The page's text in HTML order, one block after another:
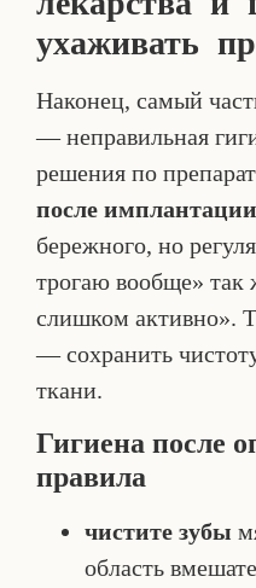
ухаживать
Наконец, самый
— неправильная
решения по
после
бережного, но
трогаю вообще»
слишком активно».
— сохранить
ткани.
Гигиена после
правила
чистите зубы
область